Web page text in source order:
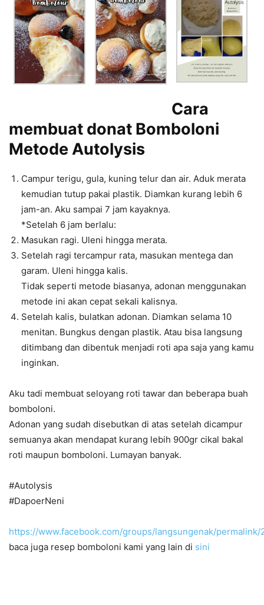
Cara
membuat donat Bomboloni
Metode Autolysis
Campur terigu, gula, kuning telur dan air. Aduk merata
kemudian tutup pakai plastik. Diamkan kurang lebih 6
jam-an. Aku sampai 7 jam kayaknya.
*Setelah 6 jam berlalu:
Masukan ragi. Uleni hingga merata.
Setelah ragi tercampur rata, masukan mentega dan
garam. Uleni hingga kalis.
Tidak seperti metode biasanya, adonan menggunakan
metode ini akan cepat sekali kalisnya.
Setelah kalis, bulatkan adonan. Diamkan selama 10
menitan. Bungkus dengan plastik. Atau bisa langsung
ditimbang dan dibentuk menjadi roti apa saja yang kamu
inginkan.
Aku tadi membuat seloyang roti tawar dan beberapa buah
bomboloni.
Adonan yang sudah disebutkan di atas setelah dicampur
semuanya akan mendapat kurang lebih 900gr cikal bakal
roti maupun bomboloni. Lumayan banyak.
#Autolysis
#DapoerNeni
https://www.facebook.com/groups/langsungenak/permalink/
baca juga resep bomboloni kami yang lain di sini